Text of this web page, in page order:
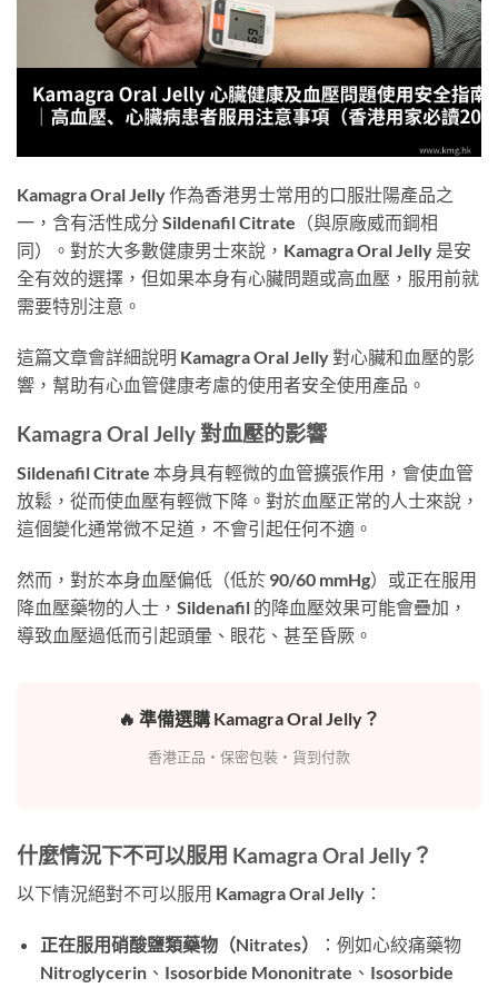
Kamagra Oral Jelly 作為香港男士常用的口服壯陽產品之
一，含有活性成分 Sildenafil Citrate（與原廠威而鋼相
同）。對於大多數健康男士來說，Kamagra Oral Jelly 是安
全有效的選擇，但如果本身有心臟問題或高血壓，服用前就
需要特別注意。
這篇文章會詳細說明 Kamagra Oral Jelly 對心臟和血壓的影
響，幫助有心血管健康考慮的使用者安全使用產品。
Kamagra Oral Jelly 對血壓的影響
Sildenafil Citrate 本身具有輕微的血管擴張作用，會使血管
放鬆，從而使血壓有輕微下降。對於血壓正常的人士來說，
這個變化通常微不足道，不會引起任何不適。
然而，對於本身血壓偏低（低於 90/60 mmHg）或正在服用
降血壓藥物的人士，Sildenafil 的降血壓效果可能會疊加，
導致血壓過低而引起頭暈、眼花、甚至昏厥。
🔥 準備選購 Kamagra Oral Jelly？
香港正品・保密包裝・貨到付款
什麼情況下不可以服用 Kamagra Oral Jelly？
以下情況絕對不可以服用 Kamagra Oral Jelly：
正在服用硝酸鹽類藥物（Nitrates）
：例如心絞痛藥物
Nitroglycerin、Isosorbide Mononitrate、Isosorbide